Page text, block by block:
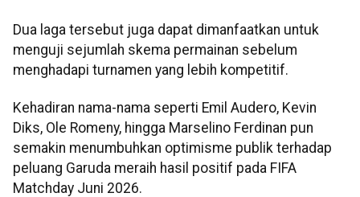
Dua laga tersebut juga dapat dimanfaatkan untuk
menguji sejumlah skema permainan sebelum
menghadapi turnamen yang lebih kompetitif.
Kehadiran nama-nama seperti Emil Audero, Kevin
Diks, Ole Romeny, hingga Marselino Ferdinan pun
semakin menumbuhkan optimisme publik terhadap
peluang Garuda meraih hasil positif pada FIFA
Matchday Juni 2026.